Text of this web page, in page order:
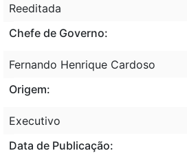
Reeditada
Chefe de Governo:
Fernando Henrique Cardoso
Origem:
Executivo
Data de Publicação: